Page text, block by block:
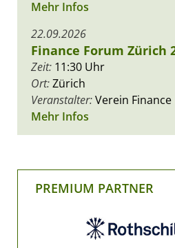
Mehr Infos
22.09.2026
Finance Forum Zürich
Zeit: 11:30 Uhr
Ort:Zürich
Veranstalter:Verein
Mehr Infos
PREMIUM PARTNER